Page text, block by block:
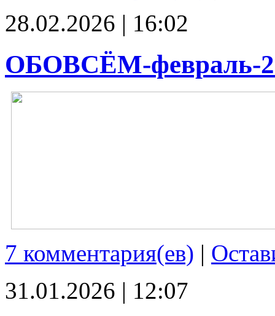
28.02.2026 | 16:02
ОБОВСЁМ-февраль-
7 комментария(ев) |
31.01.2026 | 12:07